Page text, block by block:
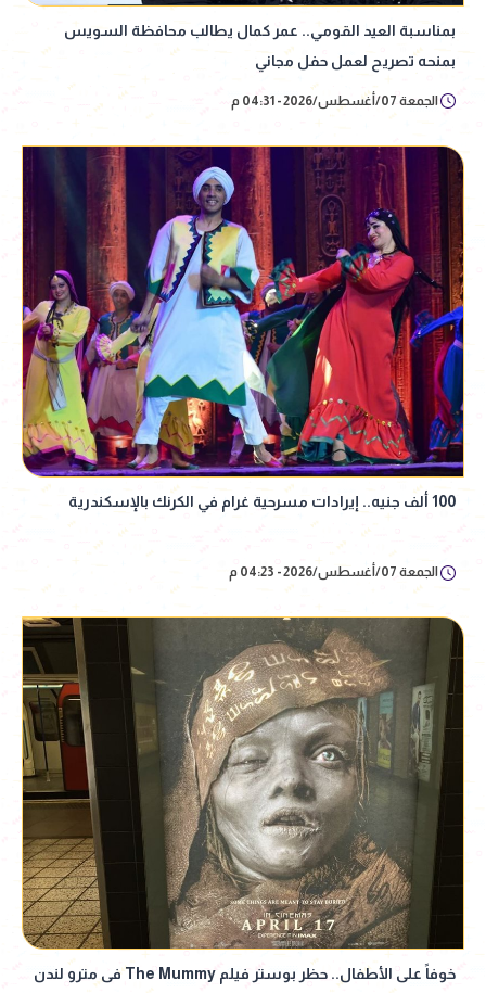
بمناسبة العيد القومي.. عمر كمال يطالب محافظة السويس
بمنحه تصريح لعمل حفل مجاني
الجمعة 07/أغسطس/2026 - 04:31 م
100 ألف جنيه.. إيرادات مسرحية غرام في الكرنك بالإسكندرية
الجمعة 07/أغسطس/2026 - 04:23 م
خوفاً على الأطفال.. حظر بوستر فيلم The Mummy فى مترو لندن